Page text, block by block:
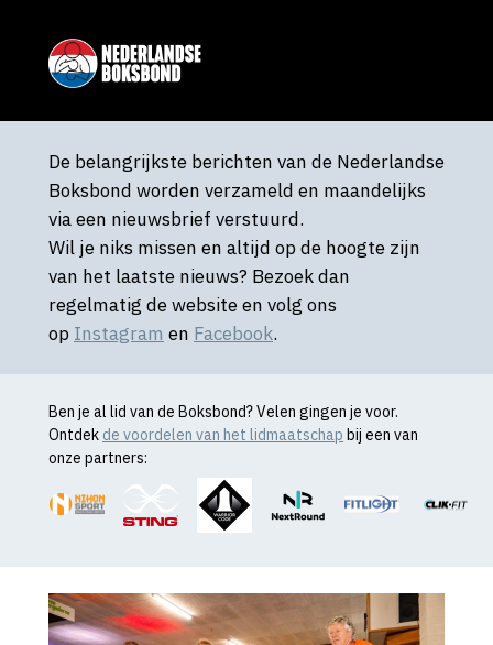
De belangrijkste berichten van de Nederlandse
Boksbond worden verzameld en maandelijks
via een nieuwsbrief verstuurd.
Wil je niks missen en altijd op de hoogte zijn
van het laatste nieuws? Bezoek dan
regelmatig de website en volg ons
op Instagram en Facebook.
Ben je al lid van de Boksbond? Velen gingen je voor.
Ontdek de voordelen van het lidmaatschap bij een van
onze partners: